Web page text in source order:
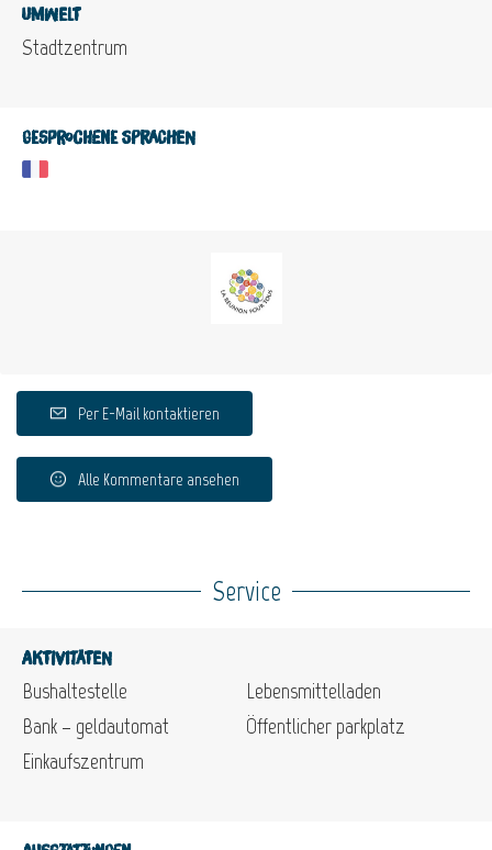
Umwelt
Stadtzentrum
Gesprochene Sprachen
Per E-Mail kontaktieren
Alle Kommentare ansehen
Service
Aktivitäten
Bushaltestelle
Bank – geldautomat
Einkaufszentrum
Lebensmittelladen
Öffentlicher parkplatz